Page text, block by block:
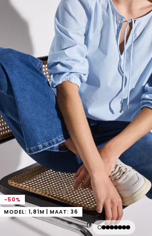
-50%
MODEL: 1,81M | MAAT: 36